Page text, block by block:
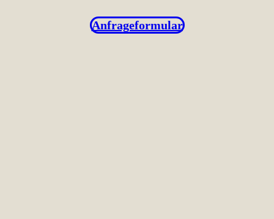
Anfrageformular